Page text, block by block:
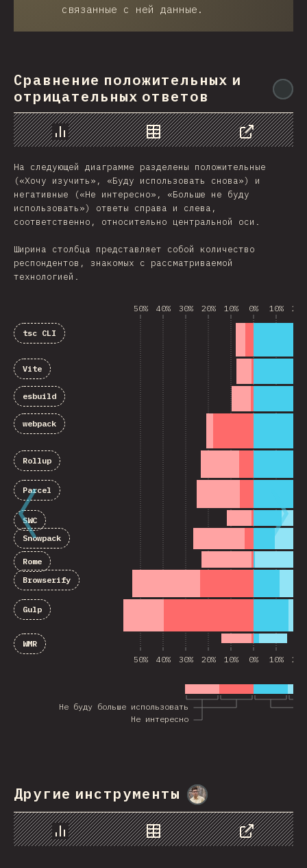
связанные с ней данные.
Сравнение положительных и
отрицательных ответов
График Данные
Поделиться
На следующей диаграмме разделены положительные
(«Хочу изучить», «Буду использовать снова») и
негативные («Не интересно», «Больше не буду
использовать») ответы справа и слева,
соответственно, относительно центральной оси.
Ширина столбца представляет собой количество
респондентов, знакомых с рассматриваемой
технологией.
Не интересно
Не буду больше использовать
50% 40% 30% 20% 10% 0% 10% 20%
50% 40% 30% 20% 10% 0% 10% 20%
tsc CLI
Vite
esbuild
webpack
Rollup
Parcel
SWC
Snowpack
Rome
Browserify
Gulp
WMR
Другие инструменты
График Данные Поделиться